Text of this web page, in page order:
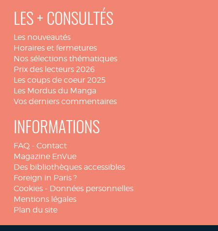
LES + CONSULTÉS
Les nouveautés
Horaires et fermetures
Nos sélections thématiques
Prix des lecteurs 2026
Les coups de coeur 2025
Les Mordus du Manga
Vos derniers commentaires
INFORMATIONS
FAQ - Contact
Magazine EnVue
Des bibliothèques accessibles
Foreign in Paris ?
Cookies - Données personnelles
Mentions légales
Plan du site